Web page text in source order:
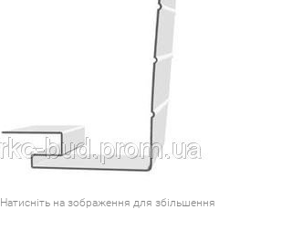
Натисніть на зображення для збільшення